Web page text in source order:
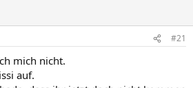
#21
mich nicht.
auf.